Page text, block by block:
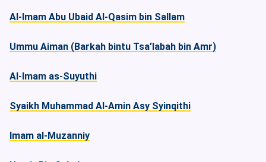
Al-Imam Abu Ubaid Al-Qasim bin Sallam
Ummu Aiman (Barkah bintu Tsa’labah bin Amr)
Al-Imam as-Suyuthi
Syaikh Muhammad Al-Amin Asy Syinqithi
Imam al-Muzanniy